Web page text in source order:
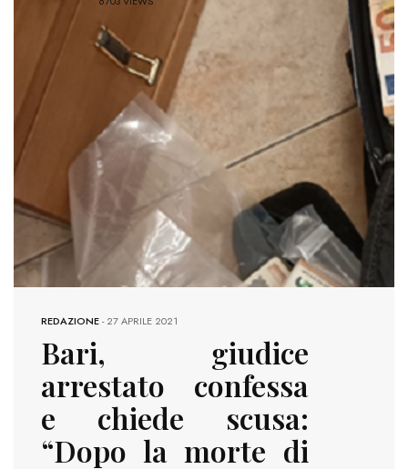
REDAZIONE-27 APRILE 2021
Bari, giudice
arrestato confessa
e chiede scusa:
“Dopo la morte di